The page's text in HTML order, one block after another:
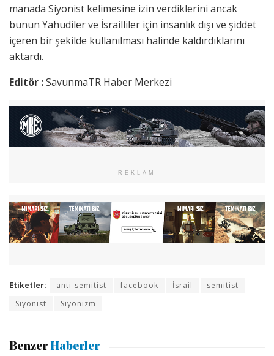
manada Siyonist kelimesine izin verdiklerini ancak
bunun Yahudiler ve İsrailliler için insanlık dışı ve şiddet
içeren bir şekilde kullanılması halinde kaldırdıklarını
aktardı.
Editör :SavunmaTR Haber Merkezi
REKLAM
Etiketler: anti-semitist facebook İsrail
semitist
Siyonist
Siyonizm
Benzer Haberler